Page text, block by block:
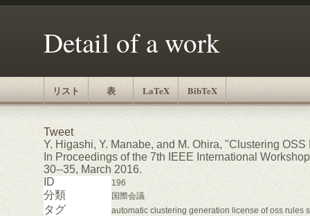
Detail of a work
リスト 表 LaTeX BibTeX
Tweet
Y. Higashi, Y. Manabe, and M. Ohira, "Clustering
In Proceedings of the 7th IEEE International
30--35, March 2016.
ID
196
分類 国際会議
タグ automatic clustering generation license of oss rules